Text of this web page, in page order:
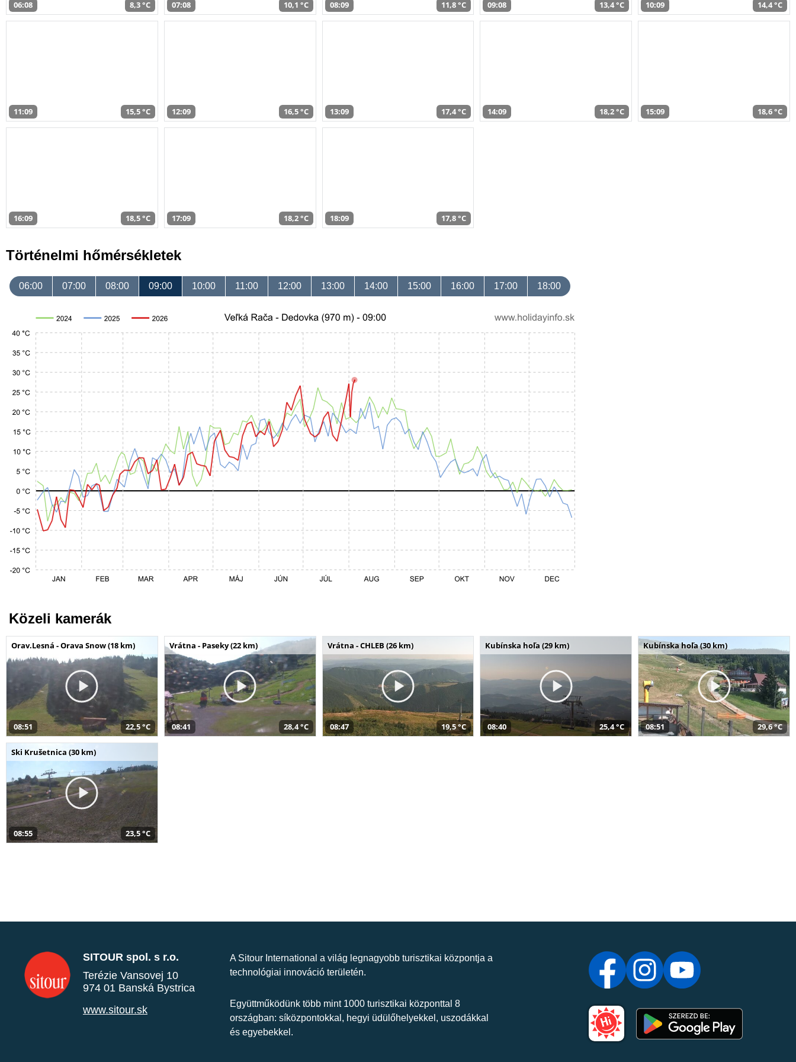
06:08 8,3 °C 07:08 10,1 °C 08:09 11,8 °C 09:08 13,4 °C 10:09 14,4 °C
11:09 15,5 °C 12:09 16,5 °C 13:09 17,4 °C 14:09 18,2 °C 15:09 18,6 °C
16:09 18,5 °C 17:09 18,2 °C 18:09 17,8 °C
Történelmi hőmérsékletek
06:00 07:00 08:00 09:00 10:00 11:00 12:00 13:00 14:00 15:00 16:00 17:00 18:00
Közeli kamerák
Orav.Lesná - Orava Snow (18 km)
08:51 22,5 °C
Vrátna - Paseky (22 km)
08:41 28,4 °C
Vrátna - CHLEB (26 km)
08:47 19,5 °C
Kubínska hoľa (29 km)
08:40 25,4 °C
Kubínska hoľa (30 km)
08:51 29,6 °C
Ski Krušetnica (30 km)
08:55 23,5 °C
SITOUR spol. s r.o.
Terézie Vansovej 10
974 01 Banská Bystrica
www.sitour.sk
A Sitour International a világ legnagyobb turisztikai központja a
technológiai innováció területén.
Együttműködünk több mint 1000 turisztikai központtal 8
országban: síközpontokkal, hegyi üdülőhelyekkel, uszodákkal
és egyebekkel.